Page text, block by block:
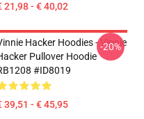
21,98 - € 40,02
Hacker Hoodies - Vinnie
Pullover Hoodie
#ID8019
39,51 - € 45,95
-20%